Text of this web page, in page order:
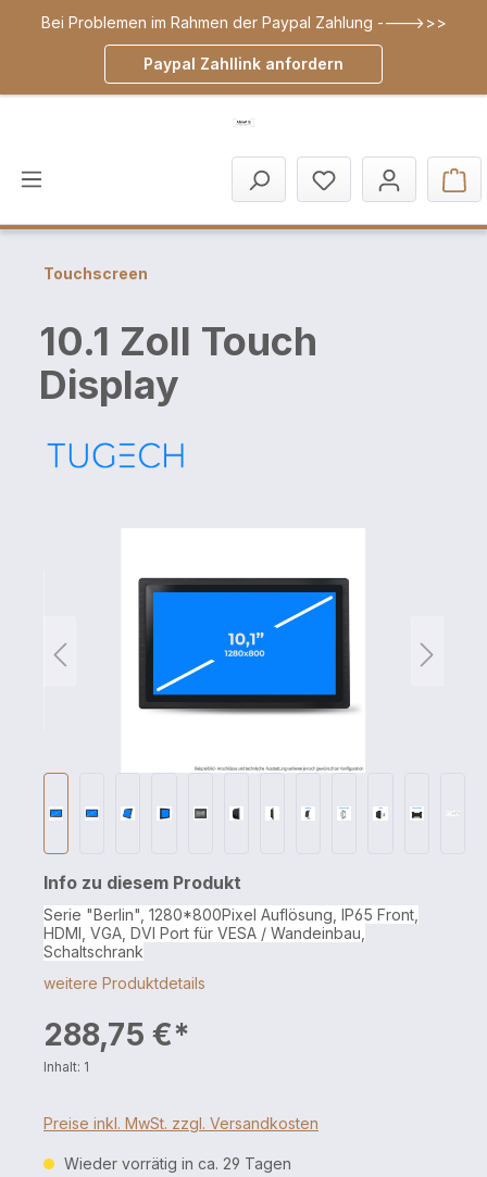
springen
Bei Problemen im Rahmen der Paypal Zahlung ---->>>
Paypal Zahllink anfordern
Touchscreen
10.1 Zoll Touch
Display
Info zu diesem Produkt
Serie "Berlin", 1280*800Pixel Auflösung, IP65 Front,
HDMI, VGA, DVI Port für VESA / Wandeinbau,
Schaltschrank
weitere Produktdetails
288,75 €*
Inhalt: 1
Preise inkl. MwSt. zzgl. Versandkosten
Wieder vorrätig in ca. 29 Tagen